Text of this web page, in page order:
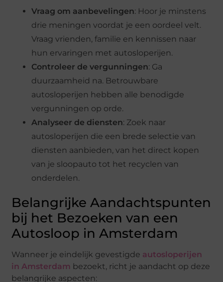
Vraag om aanbevelingen: Hoor je minstens
drie meningen voordat je een oordeel velt.
Vraag vrienden, familie en kennissen naar
hun ervaringen met autosloperijen.
Controleer de vergunningen: Ga
duurzaamheid na. Betrouwbare
autosloperijen hebben alle benodigde
vergunningen op orde.
Analyseer de diensten: Zoek naar
autosloperijen die een brede selectie van
diensten aanbieden, van het direct kopen
van je sloopauto tot het recyclen van
onderdelen.
Belangrijke Aandachtspunten
bij het Bezoeken van een
Autosloop in Amsterdam
Wanneer je eindelijk gevestigde autosloperijen
in Amsterdam bezoekt, richt je aandacht op deze
belangrijke aspecten: